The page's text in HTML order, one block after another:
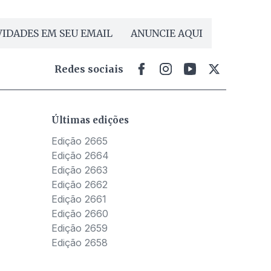
EM SEU EMAIL ANUNCIE AQUI
Redes sociais
Últimas edições
Edição 2665
Edição 2664
Edição 2663
Edição 2662
Edição 2661
Edição 2660
Edição 2659
Edição 2658